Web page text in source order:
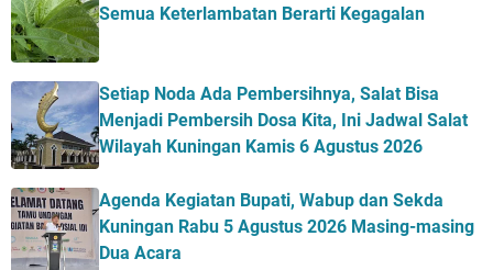
Semua Keterlambatan Berarti Kegagalan
Setiap Noda Ada Pembersihnya, Salat Bisa
Menjadi Pembersih Dosa Kita, Ini Jadwal Salat
Wilayah Kuningan Kamis 6 Agustus 2026
Agenda Kegiatan Bupati, Wabup dan Sekda
Kuningan Rabu 5 Agustus 2026 Masing-masing
Dua Acara